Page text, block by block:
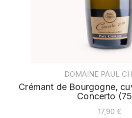
DOMAINE PAUL
Crémant de Bourgogne,
Concerto
17,90 €